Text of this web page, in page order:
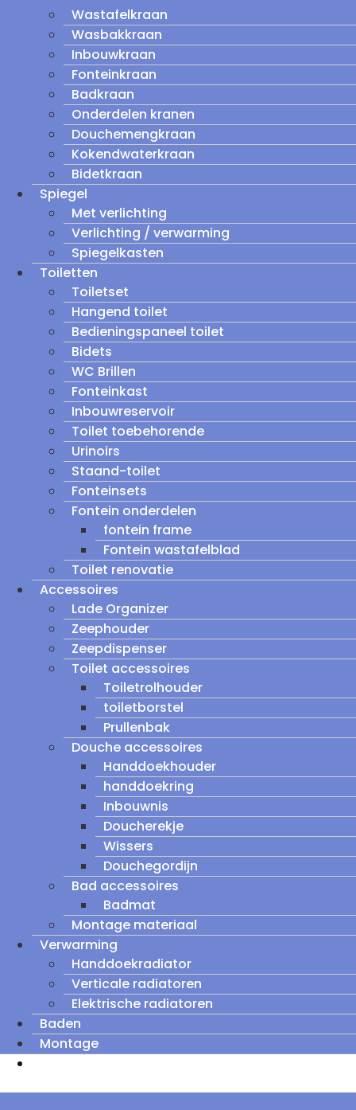
Wastafelkraan
Wasbakkraan
Inbouwkraan
Fonteinkraan
Badkraan
Onderdelen kranen
Douchemengkraan
Kokendwaterkraan
Bidetkraan
Spiegel
Met verlichting
Verlichting / verwarming
Spiegelkasten
Toiletten
Toiletset
Hangend toilet
Bedieningspaneel toilet
Bidets
WC Brillen
Fonteinkast
Inbouwreservoir
Toilet toebehorende
Urinoirs
Staand-toilet
Fonteinsets
Fontein onderdelen
fontein frame
Fontein wastafelblad
Toilet renovatie
Accessoires
Lade Organizer
Zeephouder
Zeepdispenser
Toilet accessoires
Toiletrolhouder
toiletborstel
Prullenbak
Douche accessoires
Handdoekhouder
handdoekring
Inbouwnis
Doucherekje
Wissers
Douchegordijn
Bad accessoires
Badmat
Montage materiaal
Verwarming
Handdoekradiator
Verticale radiatoren
Elektrische radiatoren
Baden
Montage